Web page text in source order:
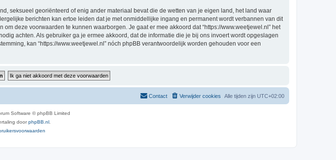
seksueel georiënteerd of enig ander materiaal bevat die de wetten van je eigen land, het land waar
berichten kan ertoe leiden dat je met onmiddellijke ingang en permanent wordt verbannen van dit
deze voorwaarden te kunnen waarborgen. Je gaat er mee akkoord dat “https://www.weetjewel.nl” het
achten. Als gebruiker ga je ermee akkoord, dat de informatie die je bij ons invoert wordt opgeslagen
kan “https://www.weetjewel.nl” nóch phpBB verantwoordelijk worden gehouden voor een
Alle tijden zijn UTC+02:00
Verwijder cookies
Contact
Software © phpBB Limited
doorphpBB.nl